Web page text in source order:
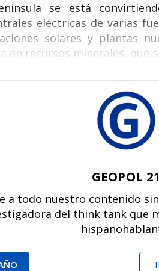
se está
eléctricas de varias
solares y plantas
en recursos minerales, que
GEOPOL 21
a todo nuestro contenido
del think tank que